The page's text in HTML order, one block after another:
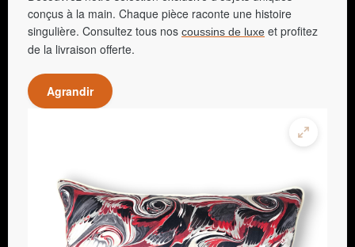
conçus à la main. Chaque pièce raconte une histoire
singulière. Consultez tous nos coussins de luxe et profitez
de la livraison offerte.
Agrandir